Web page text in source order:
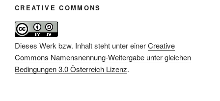
CREATIVE COMMONS
Dieses Werk bzw. Inhalt steht unter einerCreative
Commons Namensnennung-Weitergabe unter gleichen
Bedingungen 3.0 Österreich Lizenz.